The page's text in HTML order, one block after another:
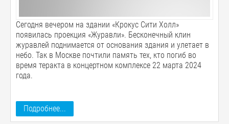
Сегодня вечером на здании «Крокус Сити Холл»
появилась проекция «Журавли». Бесконечный клин
журавлей поднимается от основания здания и улетает в
небо. Так в Москве почтили память тех, кто погиб во
время теракта в концертном комплексе 22 марта 2024
года.
Подробнее...